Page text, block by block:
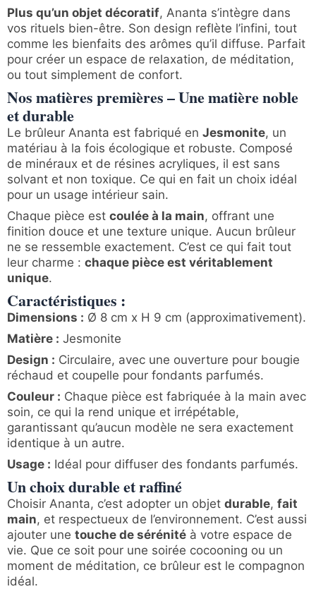
Plus qu’un objet décoratif, Ananta s’intègre dans
vos rituels bien-être. Son design reflète l’infini, tout
comme les bienfaits des arômes qu’il diffuse. Parfait
pour créer un espace de relaxation, de méditation,
ou tout simplement de confort.
Nos matières premières – Une matière noble
et durable
Le brûleur Ananta est fabriqué en Jesmonite, un
matériau à la fois écologique et robuste. Composé
de minéraux et de résines acryliques, il est sans
solvant et non toxique. Ce qui en fait un choix idéal
pour un usage intérieur sain.
Chaque pièce est coulée à la main, offrant une
finition douce et une texture unique. Aucun brûleur
ne se ressemble exactement. C’est ce qui fait tout
leur charme : chaque pièce est véritablement
unique.
Caractéristiques :
Dimensions : Ø 8 cm x H 9 cm (approximativement).
Matière : Jesmonite
Design : Circulaire, avec une ouverture pour bougie
réchaud et coupelle pour fondants parfumés.
Couleur : Chaque pièce est fabriquée à la main avec
soin, ce qui la rend unique et irrépétable,
garantissant qu’aucun modèle ne sera exactement
identique à un autre.
Usage : Idéal pour diffuser des fondants parfumés.
Un choix durable et raffiné
Choisir Ananta, c’est adopter un objet durable, fait
main, et respectueux de l’environnement. C’est aussi
ajouter une touche de sérénité à votre espace de
vie. Que ce soit pour une soirée cocooning ou un
moment de méditation, ce brûleur est le compagnon
idéal.